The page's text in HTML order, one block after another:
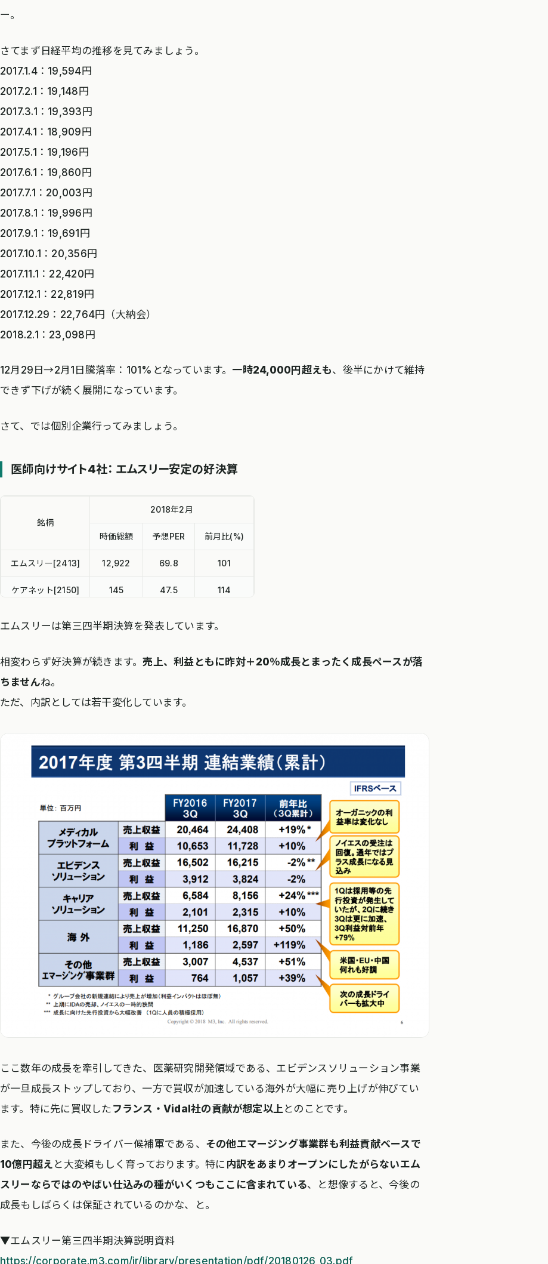
ー。
さてまず日経平均の推移を見てみましょう。
2017.1.4：19,594円
2017.2.1：19,148円
2017.3.1：19,393円
2017.4.1：18,909円
2017.5.1：19,196円
2017.6.1：19,860円
2017.7.1：20,003円
2017.8.1：19,996円
2017.9.1：19,691円
2017.10.1：20,356円
2017.11.1：22,420円
2017.12.1：22,819円
2017.12.29：22,764円（大納会）
2018.2.1：23,098円
12月29日→2月1日騰落率：101%となっています。 一時24,000円超えも、後半にかけて維持
できず下げが続く展開になっています。
さて、では個別企業行ってみましょう。
医師向けサイト4社： エムスリー安定の好決算
銘柄
2018年2月
時価総額 予想PER 前月比(%)
エムスリー[2413] 12,922 69.8 101
ケアネット[2150] 145 47.5 114
エムスリーは第三四半期決算を発表しています。
相変わらず好決算が続きます。売上、利益ともに昨対＋20％成長とまったく成長ペースが落
ちませんね。
ただ、内訳としては若干変化しています。
ここ数年の成長を牽引してきた、医薬研究開発領域である、エビデンスソリューション事業
が一旦成長ストップしており、一方で買収が加速している海外が大幅に売り上げが伸びてい
ます。特に先に買収した フランス・Vidal社の貢献が想定以上 とのことです。
また、今後の成長ドライバー候補軍である、 その他エマージング事業群も利益貢献ベースで
10億円超え と大変頼もしく育っております。特に 内訳をあまりオープンにしたがらないエム
スリーならではのやばい仕込みの種がいくつもここに含まれている、と想像すると、今後の
成長もしばらくは保証されているのかな、と。
▼エムスリー第三四半期決算説明資料
https://corporate.m3.com/ir/library/presentation/pdf/20180126_03.pdf